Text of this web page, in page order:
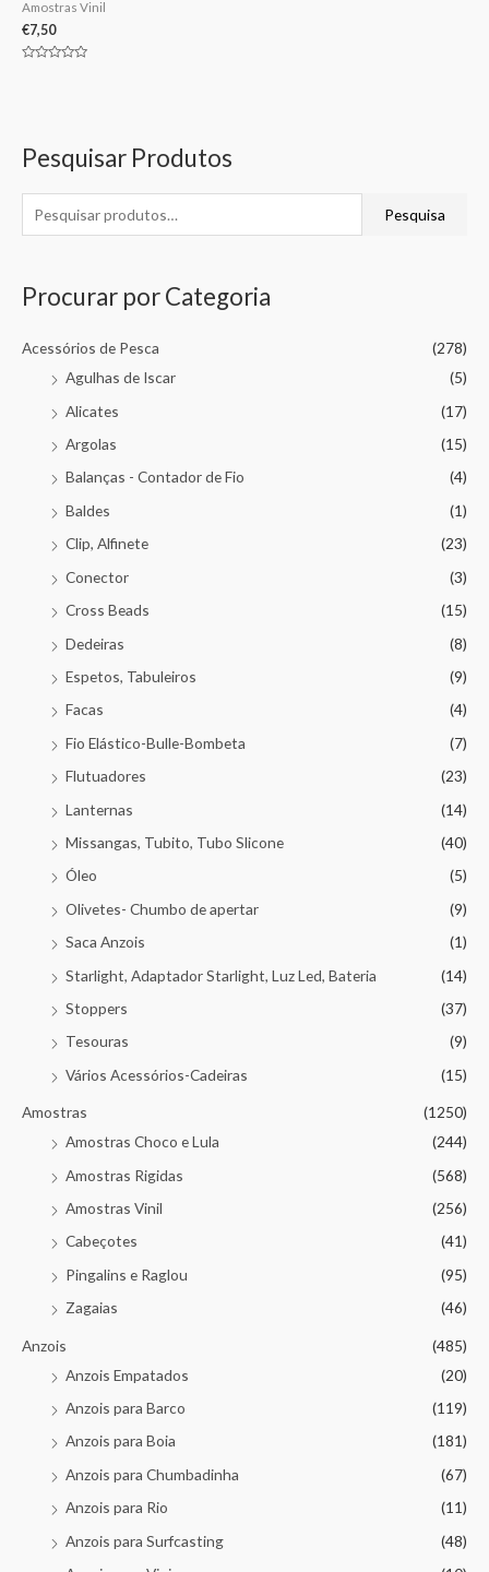
Pesquisar Produtos
Pesquisa
Procurar por Categoria
Acessórios de Pesca
(278)
Agulhas de Iscar
(5)
Alicates
(17)
Argolas
(15)
Balanças - Contador de Fio
(4)
Baldes
(1)
Clip, Alfinete
(23)
Conector
(3)
Cross Beads
(15)
Dedeiras
(8)
Espetos, Tabuleiros
(9)
Facas
(4)
Fio Elástico-Bulle-Bombeta
(7)
Flutuadores
(23)
Lanternas
(14)
Missangas, Tubito, Tubo Slicone
(40)
Óleo
(5)
Olivetes- Chumbo de apertar
(9)
Saca Anzois
(1)
Starlight, Adaptador Starlight, Luz Led, Bateria
(14)
Stoppers
(37)
Tesouras
(9)
Vários Acessórios-Cadeiras
(15)
Amostras
(1250)
Amostras Choco e Lula
(244)
Amostras Rigidas
(568)
Amostras Vinil
(256)
Cabeçotes
(41)
Pingalins e Raglou
(95)
Zagaias
(46)
Anzois
(485)
Anzois Empatados
(20)
Anzois para Barco
(119)
Anzois para Boia
(181)
Anzois para Chumbadinha
(67)
Anzois para Rio
(11)
Anzois para Surfcasting
(48)
Amostras Vinil
€7,50